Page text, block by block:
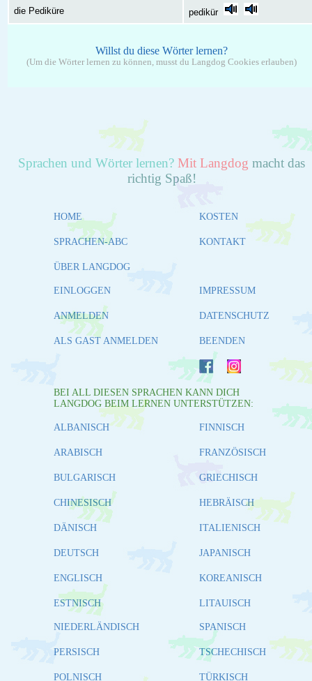
die Pediküre pedikür
Willst du diese Wörter lernen?
(Um die Wörter lernen zu können, musst du Langdog Cookies erlauben)
Sprachen und Wörter lernen? Mit Langdog macht das
richtig Spaß!
HOME
SPRACHEN-ABC
ÜBER LANGDOG
KOSTEN
KONTAKT
EINLOGGEN
ANMELDEN
ALS GAST ANMELDEN
IMPRESSUM
DATENSCHUTZ
BEENDEN
BEI ALL DIESEN SPRACHEN KANN DICH
LANGDOG BEIM LERNEN UNTERSTÜTZEN:
ALBANISCH
ARABISCH
BULGARISCH
CHINESISCH
DÄNISCH
DEUTSCH
ENGLISCH
ESTNISCH
FINNISCH
FRANZÖSISCH
GRIECHISCH
HEBRÄISCH
ITALIENISCH
JAPANISCH
KOREANISCH
LITAUISCH
NIEDERLÄNDISCH
PERSISCH
POLNISCH
SPANISCH
TSCHECHISCH
TÜRKISCH